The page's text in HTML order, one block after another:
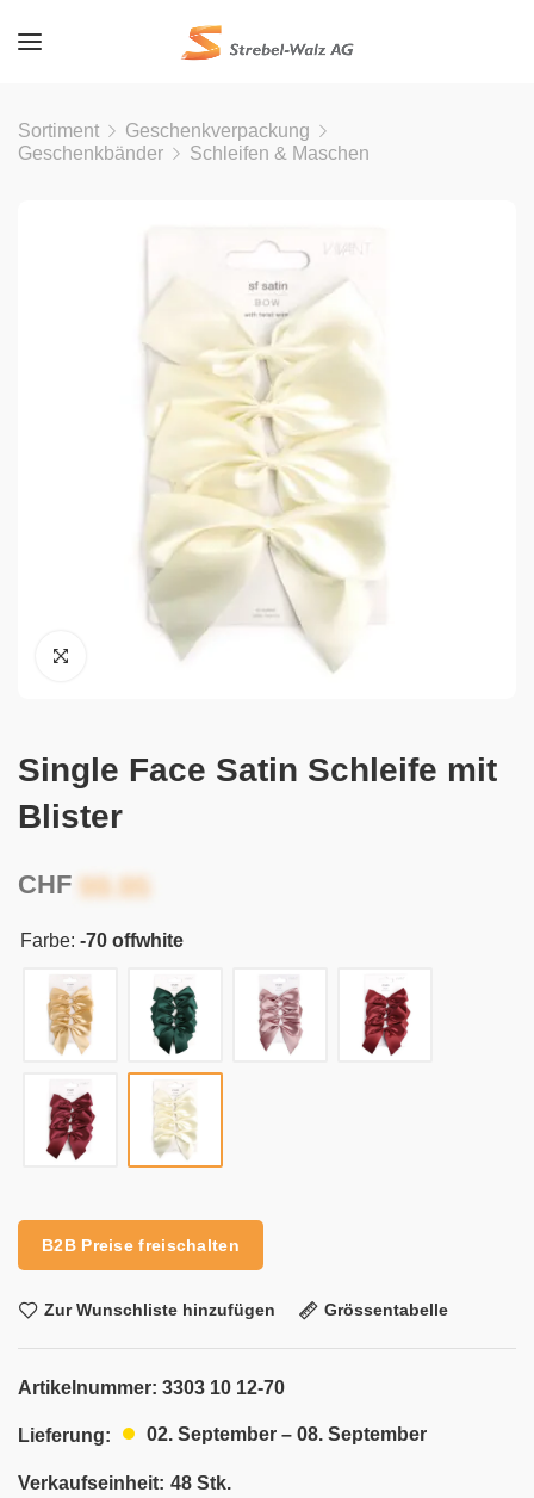
Sortiment
Geschenkverpackung
Geschenkbänder
Schleifen & Maschen
Single Face Satin Schleife mit
Blister
CHF
Farbe: -70 offwhite
B2B Preise freischalten
Zur Wunschliste hinzufügen Grössentabelle
Artikelnummer: 3303 10 12-70
Lieferung: 02. September – 08. September
Verkaufseinheit: 48 Stk.